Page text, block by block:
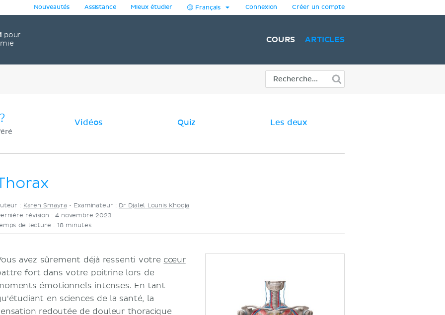
pour
Nouveautés Assistance Mieux étudier Français Connexion Créer un compte
COURS ARTICLES
Vidéos Quiz Les deux
: Karen Smayra • Examinateur : Dr Djalel Lounis Khodja
révision : 4 novembre 2023
de lecture : 18 minutes
avez sûrement déjà ressenti votre cœur
fort dans votre poitrine lors de
émotionnels intenses. En tant
en sciences de la santé, la
redoutée de douleur thoracique